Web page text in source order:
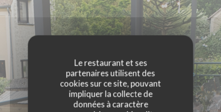
Le restaurant et ses
partenaires utilisent des
cookies sur ce site, pouvant
impliquer la collecte de
données à caractère
ÉVÈNEMENTS